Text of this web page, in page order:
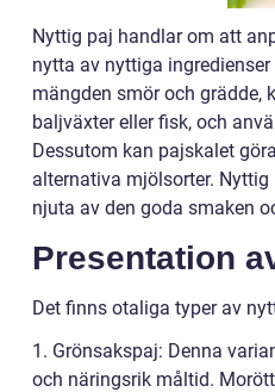
Nyttig paj handlar om att
nytta av nyttiga
mängden smör och grädde,
baljväxter eller fisk, och
Dessutom kan pajskalet
alternativa mjölsorter.
njuta av den goda smaken
Presentation
Det finns otaliga typer av
1. Grönsakspaj: Denna
och näringsrik måltid.